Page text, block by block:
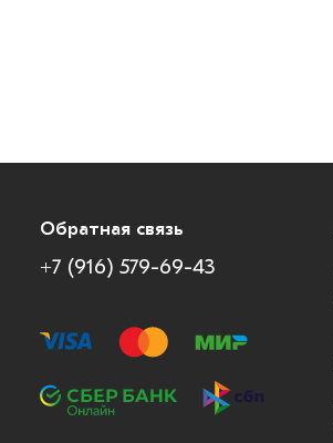
Обратная связь
+7 (916) 579-69-43